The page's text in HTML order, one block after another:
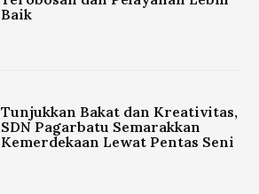
Baik
Tunjukkan Bakat dan Kreativitas,
SDN Pagarbatu Semarakkan
Kemerdekaan Lewat Pentas Seni